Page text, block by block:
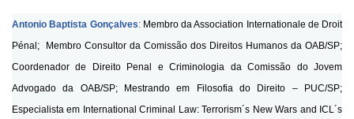
Antonio Baptista Gonçalves: Membro da Association Internationale de Droit
Pénal; Membro Consultor da Comissão dos Direitos Humanos da OAB/SP;
Coordenador de Direito Penal e Criminologia da Comissão do Jovem
Advogado da OAB/SP; Mestrando em Filosofia do Direito – PUC/SP;
Especialista em International Criminal Law: Terrorism´s New Wars and ICL´s